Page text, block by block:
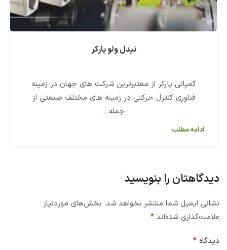
نیدل ولو پارکر
کمپانی پارکر از معتبرترین شرکت های جهان در زمینه
فناوری کنترل حرکتی در زمینه های مختلف صنعتی از
جمله...
ادامه مطلب
دیدگاهتان را بنویسید
نشانی ایمیل شما منتشر نخواهد شد. بخش‌های موردنیاز
علامت‌گذاری شده‌اند *
دیدگاه *